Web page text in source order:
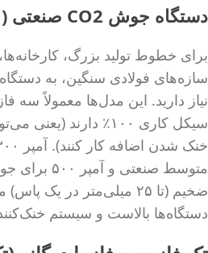
دستگاه جوش CO2 صنعتی (۳۰۰ تا ۵۰۰ آمپر)
برای خطوط تولید بزرگ،
سازه‌های فولادی سنگین، به
نیاز دارید. این مدل‌ها معمولاً سه
سیکل کاری ۱۰۰٪ دارند
متوسط صنعتی
ضخیم (تا ۲۵ میلی‌متر در
دستگاه‌ها بالاست و سیستم